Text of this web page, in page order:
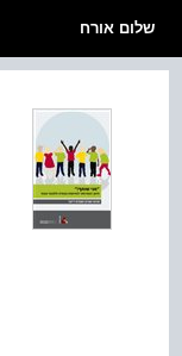
שלום אורח